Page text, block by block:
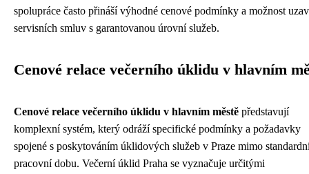
spolupráce často přináší výhodné cenové podmínky a možnost
servisních smluv s garantovanou úrovní služeb.
Cenové relace večerního úklidu v hlavním
Cenové relace večerního úklidu v hlavním městě představují
komplexní systém, který odráží specifické podmínky a požadavky
spojené s poskytováním úklidových služeb v Praze mimo
pracovní dobu. Večerní úklid Praha se vyznačuje určitými